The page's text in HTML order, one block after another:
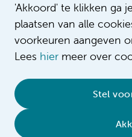
'Akkoord' te klikken ga
plaatsen van alle
voorkeuren aangeven
Lees hier meer over
Stel
Cookieverklaring •